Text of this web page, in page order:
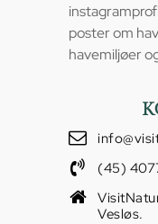
poster om
havemiljøer
(45)
Vesløs.